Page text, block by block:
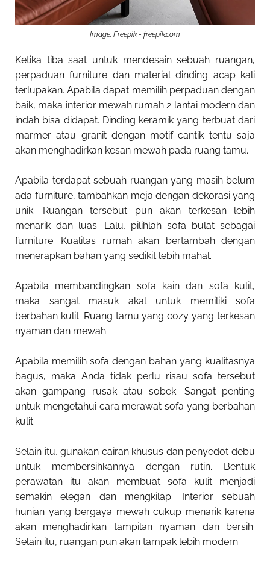
Image: Freepik - freepik.com
Ketika tiba saat untuk mendesain sebuah ruangan,
perpaduan furniture dan material dinding acap kali
terlupakan. Apabila dapat memilih perpaduan dengan
baik, maka interior mewah rumah 2 lantai moderndan
indah bisa didapat. Dinding keramik yang terbuat dari
marmer atau granit dengan motif cantik tentu saja
akan menghadirkan kesan mewah pada ruang tamu.
Apabila terdapat sebuah ruangan yang masih belum
ada furniture, tambahkan meja dengan dekorasi yang
unik. Ruangan tersebut pun akan terkesan lebih
menarik dan luas. Lalu, pilihlah sofa bulat sebagai
furniture. Kualitas rumah akan bertambah dengan
menerapkan bahan yang sedikit lebih mahal.
Apabila membandingkan sofa kain dan sofa kulit,
maka sangat masuk akal untuk memiliki sofa
berbahan kulit. Ruang tamu yang cozy yang terkesan
nyaman dan mewah.
Apabila memilih sofa dengan bahan yang kualitasnya
bagus, maka Anda tidak perlu risau sofa tersebut
akan gampang rusak atau sobek. Sangat penting
untuk mengetahui cara merawat sofa yang berbahan
kulit.
Selain itu, gunakan cairan khusus dan penyedot debu
untuk membersihkannya dengan rutin. Bentuk
perawatan itu akan membuat sofa kulit menjadi
semakin elegan dan mengkilap. Interior sebuah
hunian yang bergaya mewah cukup menarik karena
akan menghadirkan tampilan nyaman dan bersih.
Selain itu, ruangan pun akan tampak lebih modern.